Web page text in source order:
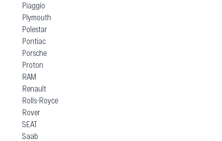
Piaggio
Plymouth
Polestar
Pontiac
Porsche
Proton
RAM
Renault
Rolls-Royce
Rover
SEAT
Saab